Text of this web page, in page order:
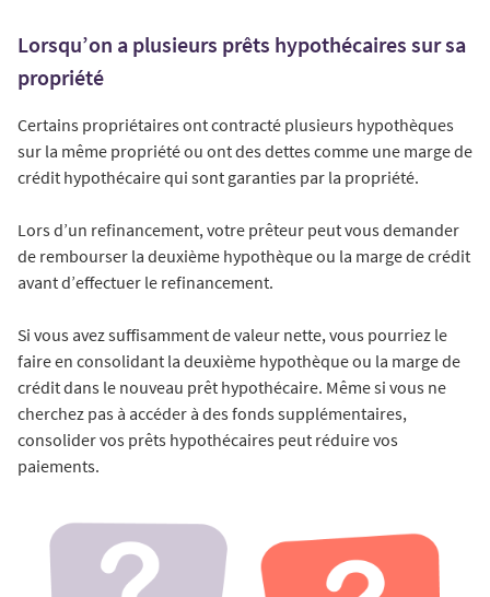
Lorsqu’on a plusieurs prêts hypothécaires sur sa
propriété
Certains propriétaires ont contracté plusieurs hypothèques
sur la même propriété ou ont des dettes comme une marge de
crédit hypothécaire qui sont garanties par la propriété.
Lors d’un refinancement, votre prêteur peut vous demander
de rembourser la deuxième hypothèque ou la marge de crédit
avant d’effectuer le refinancement.
Si vous avez suffisamment de valeur nette, vous pourriez le
faire en consolidant la deuxième hypothèque ou la marge de
crédit dans le nouveau prêt hypothécaire. Même si vous ne
cherchez pas à accéder à des fonds supplémentaires,
consolider vos prêts hypothécaires peut réduire vos
paiements.